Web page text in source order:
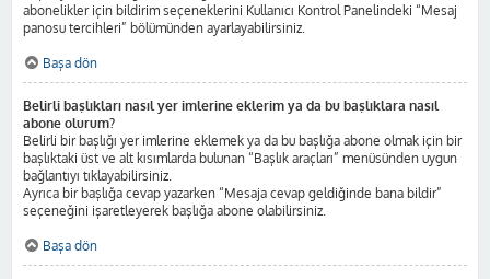
abonelikler için bildirim seçeneklerini Kullanıcı Kontrol Panelindeki “Mesaj
panosu tercihleri” bölümünden ayarlayabilirsiniz.
Başa dön
Belirli başlıkları nasıl yer imlerine eklerim ya da bu başlıklara nasıl
abone olurum?
Belirli bir başlığı yer imlerine eklemek ya da bu başlığa abone olmak için bir
başlıktaki üst ve alt kısımlarda bulunan “Başlık araçları” menüsünden uygun
bağlantıyı tıklayabilirsiniz.
Ayrıca bir başlığa cevap yazarken “Mesaja cevap geldiğinde bana bildir”
seçeneğini işaretleyerek başlığa abone olabilirsiniz.
Başa dön